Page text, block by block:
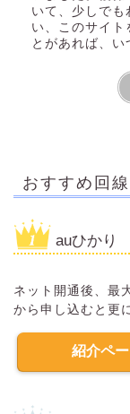
いて、少しでも
い、このサイト
とがあれば、い
おすすめ回
auひかり
ネット開通後、最
から申し込むと更
紹介ペ